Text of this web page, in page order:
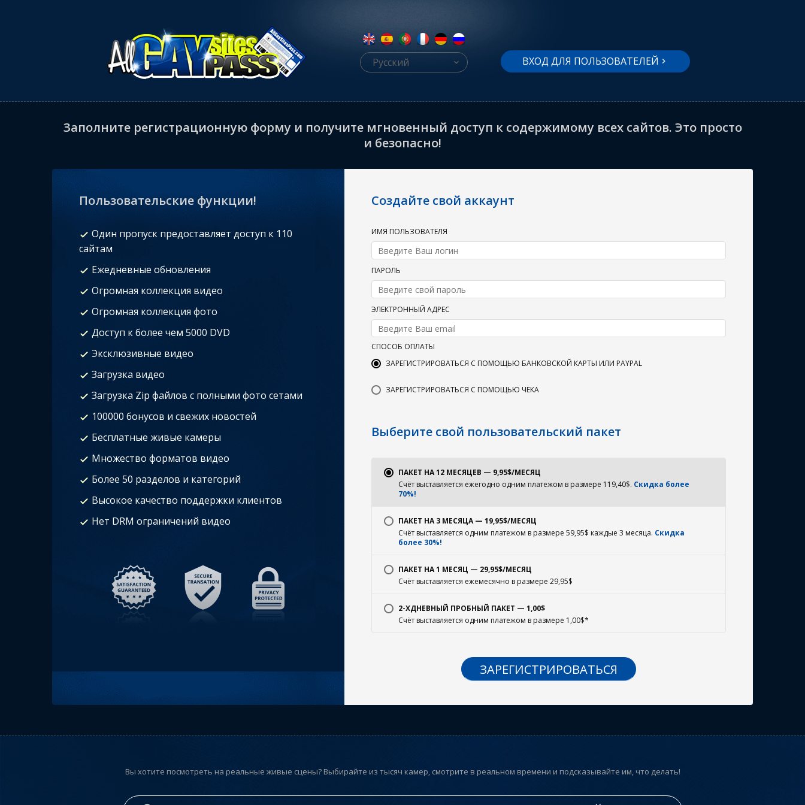
Русский ВХОД ДЛЯ ПОЛЬЗОВАТЕЛЕЙ
Заполните регистрационную форму и получите мгновенный доступ к содержимому всех сайтов. Это просто
и безопасно!
Создайте свой аккаунт
ИМЯ ПОЛЬЗОВАТЕЛЯ
ПАРОЛЬ
ЭЛЕКТРОННЫЙ АДРЕС
СПОСОБ ОПЛАТЫ
ЗАРЕГИСТРИРОВАТЬСЯ С ПОМОЩЬЮ БАНКОВСКОЙ КАРТЫ ИЛИ PAYPAL
ЗАРЕГИСТРИРОВАТЬСЯ С ПОМОЩЬЮ ЧЕКА
Выберите свой пользовательский пакет
ПАКЕТ НА 12 МЕСЯЦЕВ — 9,95$/МЕСЯЦ
Счёт выставляется ежегодно одним платежом в размере 119,40$. Скидка более
70%!
ПАКЕТ НА 3 МЕСЯЦА — 19,95$/МЕСЯЦ
Счёт выставляется одним платежом в размере 59,95$ каждые 3 месяца. Скидка
более 30%!
ПАКЕТ НА 1 МЕСЯЦ — 29,95$/МЕСЯЦ
Счёт выставляется ежемесячно в размере 29,95$
2-ХДНЕВНЫЙ ПРОБНЫЙ ПАКЕТ — 1,00$
Счёт выставляется одним платежом в размере 1,00$*
ЗАРЕГИСТРИРОВАТЬСЯ
Пользовательские функции!
Один пропуск предоставляет доступ к 110
сайтам
Ежедневные обновления
Огромная коллекция видео
Огромная коллекция фото
Доступ к более чем 5000 DVD
Эксклюзивные видео
Загрузка видео
Загрузка Zip файлов с полными фото сетами
100000 бонусов и свежих новостей
Бесплатные живые камеры
Множество форматов видео
Более 50 разделов и категорий
Высокое качество поддержки клиентов
Нет DRM ограничений видео
Вы хотите посмотреть на реальные живые сцены? Выбирайте из тысяч камер, смотрите в реальном времени и подсказывайте им, что делать!